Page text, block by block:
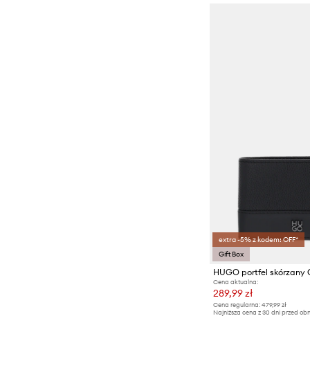
extra -5% z kodem: OFF*
Gift Box
HUGO portfel skórzany
Cena aktualna:
289,99 zł
Cena regularna: 479,99 zł
Najniższa cena z 30 dni przed